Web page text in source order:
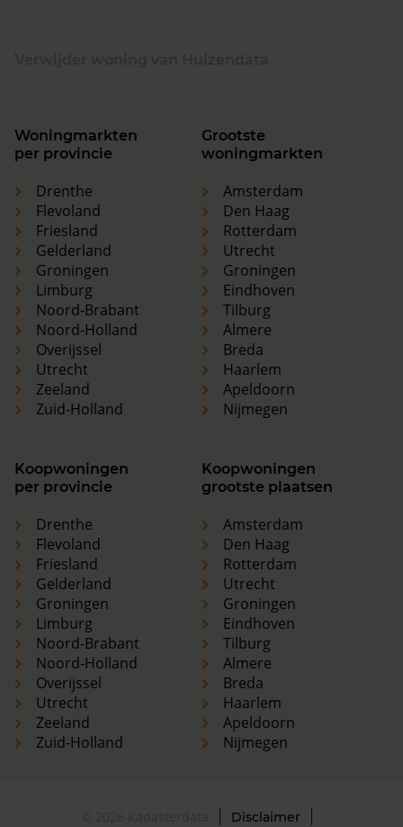
Woningmarkten
per provincie
Drenthe
Flevoland
Friesland
Gelderland
Groningen
Limburg
Noord-Brabant
Noord-Holland
Overijssel
Utrecht
Zeeland
Zuid-Holland
Grootste
woningmarkten
Amsterdam
Den Haag
Rotterdam
Utrecht
Groningen
Eindhoven
Tilburg
Almere
Breda
Haarlem
Apeldoorn
Nijmegen
Koopwoningen
per provincie
Drenthe
Flevoland
Friesland
Gelderland
Groningen
Limburg
Noord-Brabant
Noord-Holland
Overijssel
Utrecht
Zeeland
Zuid-Holland
Koopwoningen
grootste plaatsen
Amsterdam
Den Haag
Rotterdam
Utrecht
Groningen
Eindhoven
Tilburg
Almere
Breda
Haarlem
Apeldoorn
Nijmegen
Disclaimer